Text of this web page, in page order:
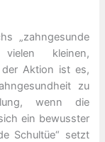
„zahngesunde
kleinen,
der Aktion ist es,
zu
wenn die
ein bewusster
Schultüe“ setzt